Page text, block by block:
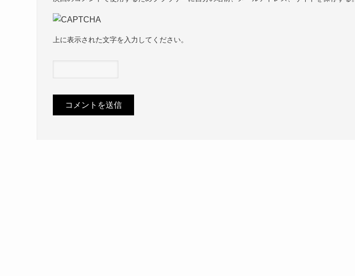
上に表示された文字を入力してください。